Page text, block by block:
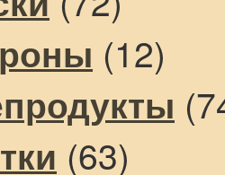
(12)
(63)